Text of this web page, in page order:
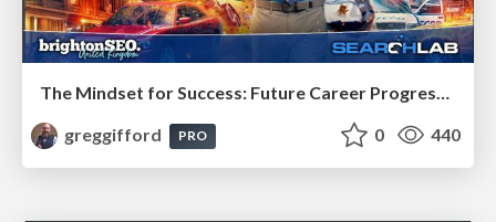
The Mindset for Success: Future Career Progression
greggifford
PRO 0 440